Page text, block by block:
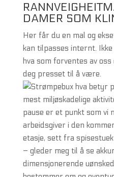
DAMER SOM
Her får du en mal og
kan tilpasses internt.
hva som forventes av
deg presset til å være.
mest miljøskadelige
pause er et punkt som vi
arbeidsgiver i den
etasje, sett fra
– gleder meg til å se
dimensjonerende